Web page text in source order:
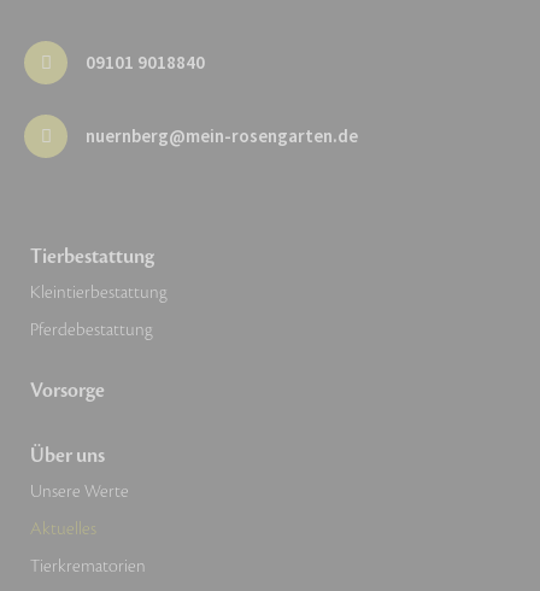
09101 9018840
nuernberg@mein-rosengarten.de
Tierbestattung
Kleintierbestattung
Pferdebestattung
Vorsorge
Über uns
Unsere Werte
Aktuelles
Tierkrematorien